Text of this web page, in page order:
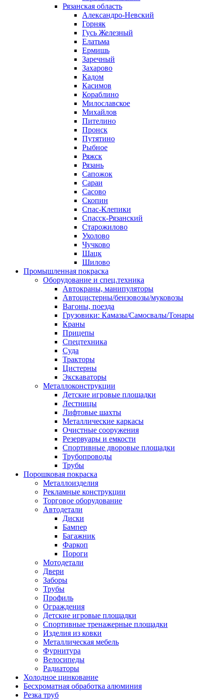
Рязанская область
Александро-Невский
Горняк
Гусь Железный
Елатьма
Ермишь
Заречный
Захарово
Кадом
Касимов
Кораблино
Милославское
Михайлов
Пителино
Пронск
Путятино
Рыбное
Ряжск
Рязань
Сапожок
Сараи
Сасово
Скопин
Спас-Клепики
Спасск-Рязанский
Старожилово
Ухолово
Чучково
Шацк
Шилово
Промышленная покраска
Оборудование и спец.техника
Автокраны, манипуляторы
Автоцистерны/бензовозы/муковозы
Вагоны, поезда
Грузовики: Камазы/Самосвалы/Тонары
Краны
Прицепы
Спецтехника
Суда
Тракторы
Цистерны
Экскаваторы
Металлоконструкции
Детские игровые площадки
Лестницы
Лифтовые шахты
Металлические каркасы
Очистные сооружения
Резервуары и емкости
Спортивные дворовые площадки
Трубопроводы
Трубы
Порошковая покраска
Металлоизделия
Рекламные конструкции
Торговое оборудование
Автодетали
Диски
Бампер
Багажник
Фаркоп
Пороги
Мотодетали
Двери
Заборы
Трубы
Профиль
Ограждения
Детские игровые площадки
Спортивные тренажерные площадки
Изделия из ковки
Металлическая мебель
Фурнитура
Велосипеды
Радиаторы
Холодное цинкование
Бесхроматная обработка алюминия
Резка труб